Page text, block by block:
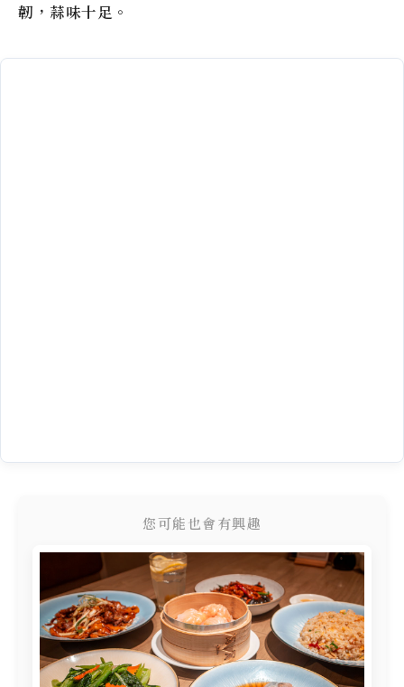
韌，蒜味十足。
您可能也會有興趣